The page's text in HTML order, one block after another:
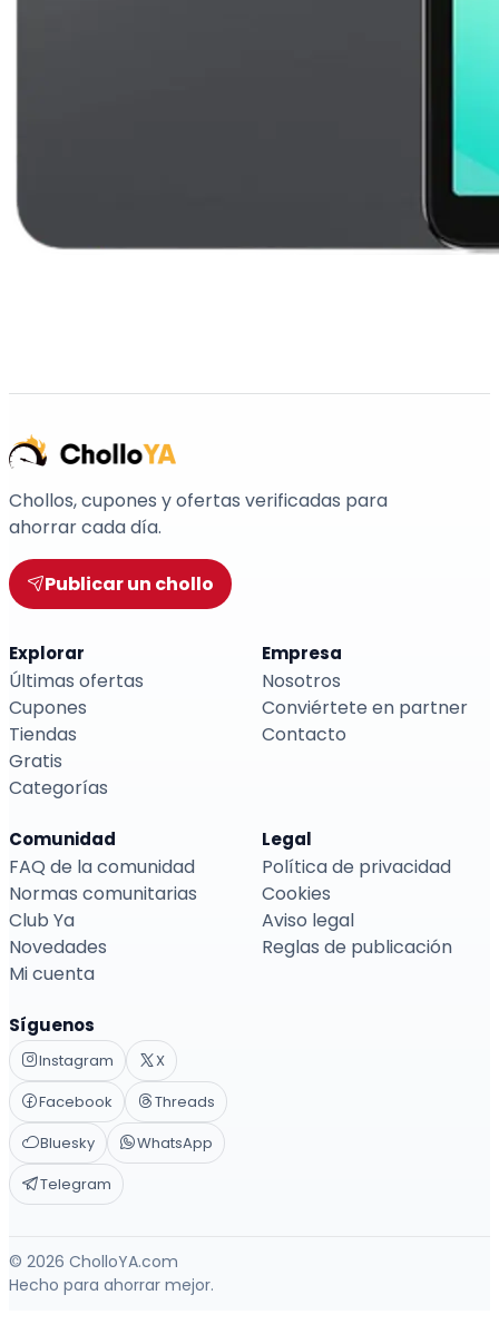
Chollos, cupones y ofertas verificadas para
ahorrar cada día.
Publicar un chollo
Explorar
Últimas ofertas
Cupones
Tiendas
Gratis
Categorías
Empresa
Nosotros
Conviértete en partner
Contacto
Comunidad
FAQ de la comunidad
Normas comunitarias
Club Ya
Novedades
Mi cuenta
Legal
Política de privacidad
Cookies
Aviso legal
Reglas de publicación
Síguenos
Instagram
X
Facebook
Threads
Bluesky
WhatsApp
Telegram
© 2026 CholloYA.com
Hecho para ahorrar mejor.